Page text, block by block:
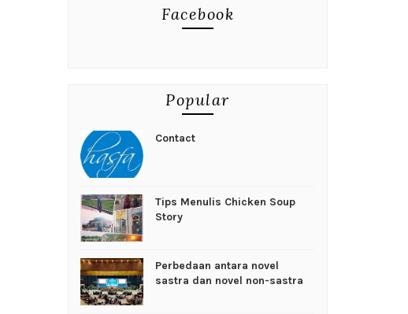
Facebook
Popular
Contact
Tips Menulis Chicken Soup
Story
Perbedaan antara novel
sastra dan novel non-sastra